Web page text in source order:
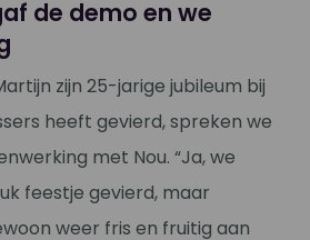
de demo en we
zijn 25-jarige jubileum bij
heeft gevierd, spreken we
met Nou. “Ja, we
feestje gevierd, maar
weer fris en fruitig aan